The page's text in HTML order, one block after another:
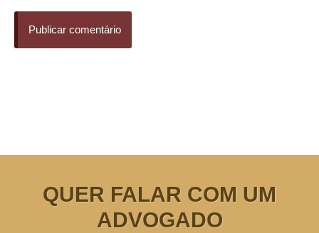
QUER FALAR COM UM
ADVOGADO